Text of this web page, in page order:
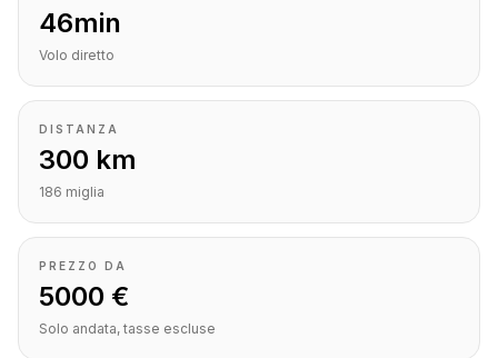
46min
Volo diretto
DISTANZA
300 km
186 miglia
PREZZO DA
5000 €
Solo andata, tasse escluse